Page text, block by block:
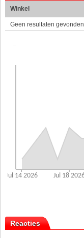
Winkel
Geen resultaten gevonden
Reacties